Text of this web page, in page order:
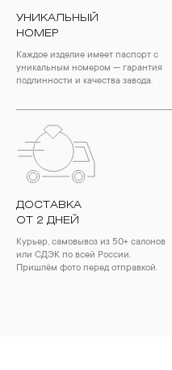
УНИКАЛЬНЫЙ
НОМЕР
Каждое изделие имеет паспорт с
уникальным номером — гарантия
подлинности и качества завода.
ДОСТАВКА
ОТ 2 ДНЕЙ
Курьер, самовывоз из 50+ салонов
или СДЭК по всей России.
Пришлём фото перед отправкой.